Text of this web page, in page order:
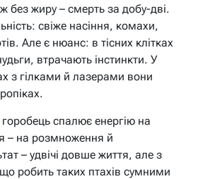
без жиру – смерть за добу-дві.
свіже насіння, комахи,
Але є нюанс: в тісних клітках
втрачають інстинкти. У
з гілками й лазерами вони
спалює енергію на
– на розмноження й
– удвічі довше життя, але з
робить таких птахів сумними